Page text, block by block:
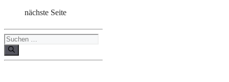
nächste Seite
Suchen
nach: